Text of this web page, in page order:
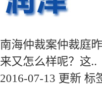
南海仲裁案仲裁庭
来又怎么样呢？这..
2016-07-13 更新 标